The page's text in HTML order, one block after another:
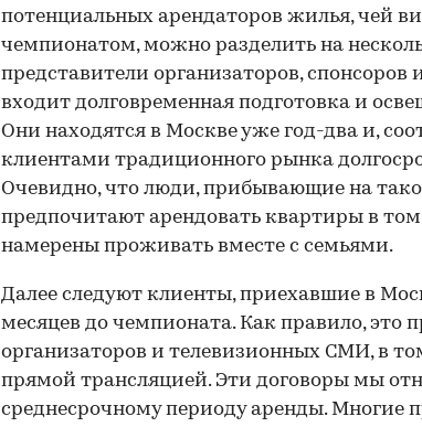
потенциальных арендаторов жилья, чей
чемпионатом, можно разделить на
представители организаторов, спонсоров
входит долговременная подготовка и
Они находятся в Москве уже год-два и,
клиентами традиционного рынка
Очевидно, что люди, прибывающие на
предпочитают арендовать квартиры в
намерены проживать вместе с семьями.
Далее следуют клиенты, приехавшие в
месяцев до чемпионата. Как правило, это
организаторов и телевизионных СМИ, в
прямой трансляцией. Эти договоры мы
среднесрочному периоду аренды. Многие